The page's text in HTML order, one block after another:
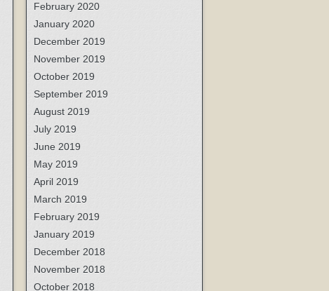
February 2020
January 2020
December 2019
November 2019
October 2019
September 2019
August 2019
July 2019
June 2019
May 2019
April 2019
March 2019
February 2019
January 2019
December 2018
November 2018
October 2018